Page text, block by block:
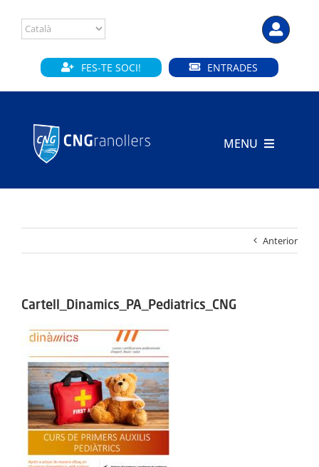
content
FES-TE SOCI! ENTRADES
MENU
SECCIONS
ACTIVITATS
SERVEIS
INFANTS
BLOG
Anterior
Cartell_Dinamics_PA_Pediatrics_CNG